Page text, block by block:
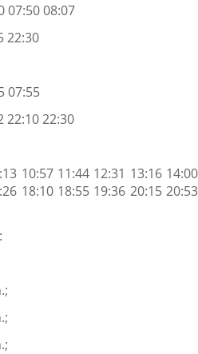
07:50 08:07
22:30
07:55
22:10 22:30
10:57 11:44 12:31 13:16 14:00
18:10 18:55 19:36 20:15 20:53